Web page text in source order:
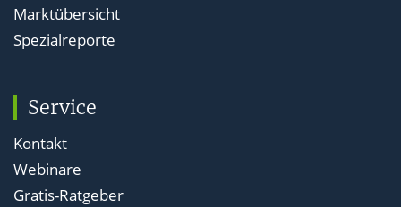
Marktübersicht
Spezialreporte
Service
Kontakt
Webinare
Gratis-Ratgeber